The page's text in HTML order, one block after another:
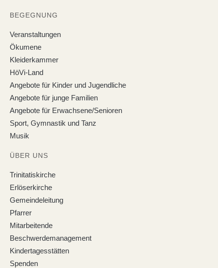
BEGEGNUNG
Veranstaltungen
Ökumene
Kleiderkammer
HöVi-Land
Angebote für Kinder und Jugendliche
Angebote für junge Familien
Angebote für Erwachsene/Senioren
Sport, Gymnastik und Tanz
Musik
ÜBER UNS
Trinitatiskirche
Erlöserkirche
Gemeindeleitung
Pfarrer
Mitarbeitende
Beschwerdemanagement
Kindertagesstätten
Spenden